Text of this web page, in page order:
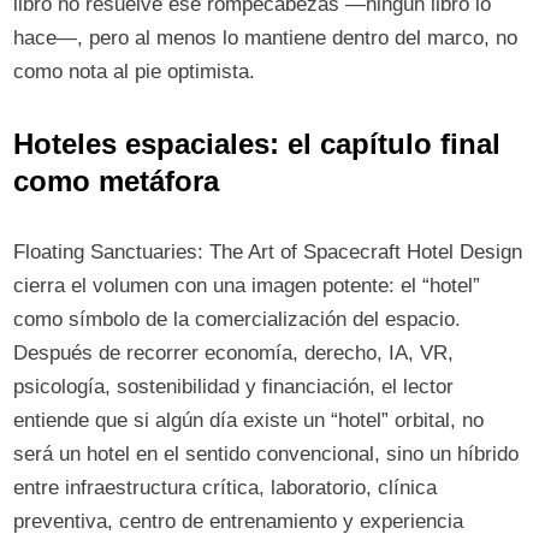
hace—, pero al menos lo mantiene dentro del marco, no
como nota al pie optimista.
Hoteles espaciales: el capítulo final
como metáfora
Floating Sanctuaries: The Art of Spacecraft Hotel Design
cierra el volumen con una imagen potente: el “hotel”
como símbolo de la comercialización del espacio.
Después de recorrer economía, derecho, IA, VR,
psicología, sostenibilidad y financiación, el lector
entiende que si algún día existe un “hotel” orbital, no
será un hotel en el sentido convencional, sino un híbrido
entre infraestructura crítica, laboratorio, clínica
preventiva, centro de entrenamiento y experiencia